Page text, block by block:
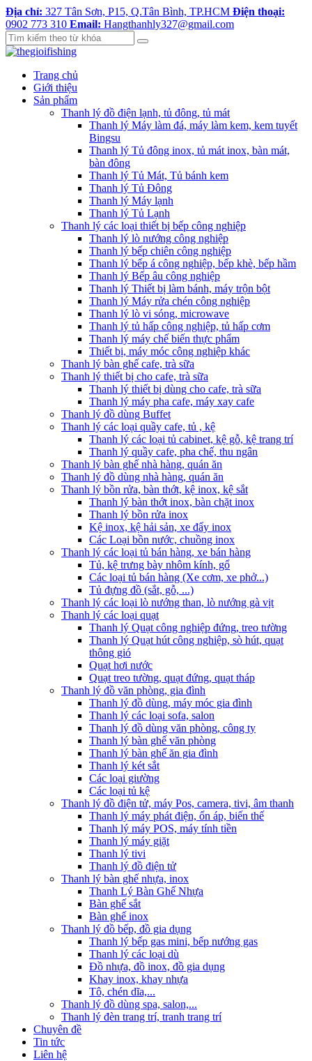
Địa chỉ: 327 Tân Sơn, P15, Q.Tân Bình, TP.HCM Điện thoại:
0902 773 310 Email: Hangthanhly327@gmail.com
Trang chủ
Giới thiệu
Sản phẩm
Thanh lý đồ điện lạnh, tủ đông, tủ mát
Thanh lý Máy làm đá, máy làm kem, kem tuyết
Bingsu
Thanh lý Tủ đông inox, tủ mát inox, bàn mát,
bàn đông
Thanh lý Tủ Mát, Tủ bánh kem
Thanh lý Tủ Đông
Thanh lý Máy lạnh
Thanh lý Tủ Lạnh
Thanh lý các loại thiết bị bếp công nghiệp
Thanh lý lò nướng công nghiệp
Thanh lý bếp chiên công nghiệp
Thanh lý bếp á công nghiệp, bếp khè, bếp hầm
Thanh lý Bếp âu công nghiệp
Thanh lý Thiết bị làm bánh, máy trộn bột
Thanh lý Máy rửa chén công nghiệp
Thanh lý lò vi sóng, microwave
Thanh lý tủ hấp công nghiệp, tủ hấp cơm
Thanh lý máy chế biến thực phẩm
Thiết bị, máy móc công nghiệp khác
Thanh lý bàn ghế cafe, trà sữa
Thanh lý thiết bị cho cafe, trà sữa
Thanh lý thiết bị dùng cho cafe, trà sữa
Thanh lý máy pha cafe, máy xay cafe
Thanh lý đồ dùng Buffet
Thanh lý các loại quầy cafe, tủ , kệ
Thanh lý các loại tủ cabinet, kệ gỗ, kệ trang trí
Thanh lý quầy cafe, pha chế, thu ngân
Thanh lý bàn ghế nhà hàng, quán ăn
Thanh lý đồ dùng nhà hàng, quán ăn
Thanh lý bồn rửa, bàn thớt, kệ inox, kệ sắt
Thanh lý bàn thớt inox, bàn chặt inox
Thanh lý bồn rửa inox
Kệ inox, kệ hải sản, xe đẩy inox
Các Loại bồn nước, chuồng inox
Thanh lý các loại tủ bán hàng, xe bán hàng
Tủ, kệ trưng bày nhôm kính, gổ
Các loại tủ bán hàng (Xe cơm, xe phở...)
Tủ đựng đồ (sắt, gỗ, ...)
Thanh lý các loại lò nướng than, lò nướng gà vịt
Thanh lý các loại quạt
Thanh lý Quạt công nghiệp đứng, treo tường
Thanh lý Quạt hút công nghiệp, sò hút, quạt
thông gió
Quạt hơi nước
Quạt treo tường, quạt đứng, quạt tháp
Thanh lý đồ văn phòng, gia đình
Thanh lý đồ dùng, máy móc gia đình
Thanh lý các loại sofa, salon
Thanh lý đồ dùng văn phòng, công ty
Thanh lý bàn ghế văn phòng
Thanh lý bàn ghế ăn gia đình
Thanh lý két sắt
Các loại giường
Các loại tủ kệ
Thanh lý đồ điện tử, máy Pos, camera, tivi, âm thanh
Thanh lý máy phát điện, ổn áp, biến thế
Thanh lý máy POS, máy tính tiền
Thanh lý máy giặt
Thanh lý tivi
Thanh lý đồ điện tử
Thanh lý bàn ghế nhựa, inox
Thanh Lý Bàn Ghế Nhựa
Bàn ghế sắt
Bàn ghế inox
Thanh lý đồ bếp, đồ gia dụng
Thanh lý bếp gas mini, bếp nướng gas
Thanh lý các loại dù
Đồ nhựa, đồ inox, đồ gia dụng
Khay inox, khay nhựa
Tô, chén dĩa,...
Thanh lý đồ dùng spa, salon,...
Thanh lý đèn trang trí, tranh trang trí
Chuyên đề
Tin tức
Liên hệ